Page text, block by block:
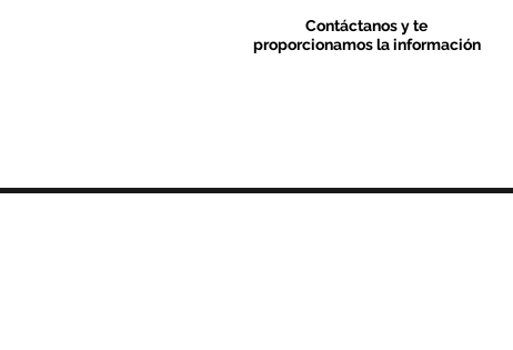
Contáctanos y te
proporcionamos la información